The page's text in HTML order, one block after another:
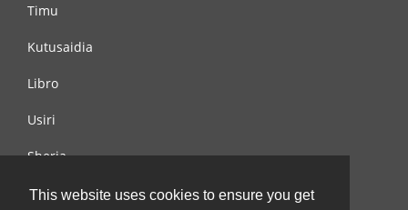
This website uses cookies to ensure you get
Timu
Kutusaidia
Libro
Usiri
Sheria
Wasiliana na si